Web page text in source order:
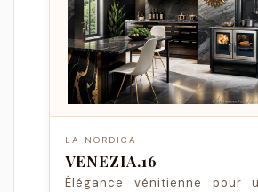
LA NORDICA
VENEZIA.16
Élégance vénitienne pour